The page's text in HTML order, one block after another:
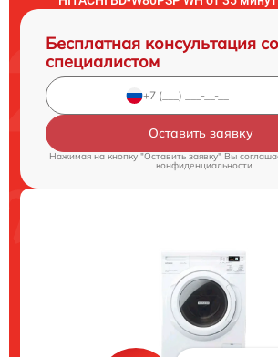
Бесплатная консультация со
специалистом
Оставить заявку
Нажимая на кнопку "Оставить заявку" Вы
конфиденциальности